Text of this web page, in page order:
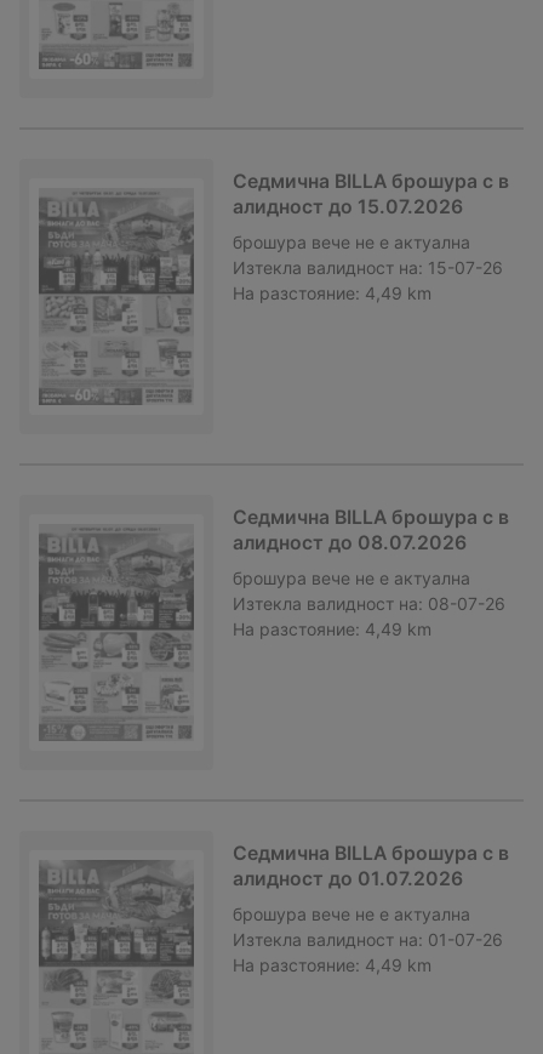
Седмична BILLA брошура с в
алидност до 15.07.2026
брошура вече не е актуална
Изтекла валидност на: 15-07-26
На разстояние: 4,49 km
Седмична BILLA брошура с в
алидност до 08.07.2026
брошура вече не е актуална
Изтекла валидност на: 08-07-26
На разстояние: 4,49 km
Седмична BILLA брошура с в
алидност до 01.07.2026
брошура вече не е актуална
Изтекла валидност на: 01-07-26
На разстояние: 4,49 km